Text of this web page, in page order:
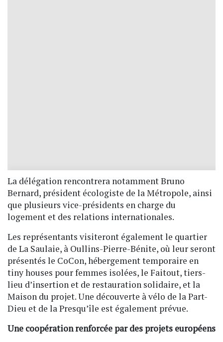
La délégation rencontrera notamment Bruno
Bernard, président écologiste de la Métropole, ainsi
que plusieurs vice-présidents en charge du
logement et des relations internationales.
Les représentants visiteront également le quartier
de La Saulaie, à Oullins-Pierre-Bénite, où leur seront
présentés le CoCon, hébergement temporaire en
tiny houses pour femmes isolées, le Faitout, tiers-
lieu d’insertion et de restauration solidaire, et la
Maison du projet. Une découverte à vélo de la Part-
Dieu et de la Presqu’île est également prévue.
Une coopération renforcée par des projets européens